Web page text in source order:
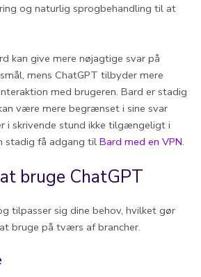
og naturlig sprogbehandling til at
kan give mere nøjagtige svar på
mens ChatGPT tilbyder mere
med brugeren. Bard er stadig
være mere begrænset i sine svar
i skrivende stund ikke tilgængeligt i
stadig få adgang til Bard med en VPN.
bruge ChatGPT
tilpasser sig dine behov, hvilket gør
bruge på tværs af brancher.